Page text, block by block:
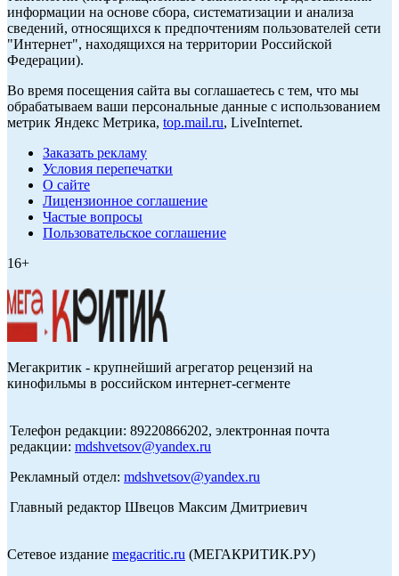
информации на основе сбора, систематизации и анализа
сведений, относящихся к предпочтениям пользователей сети
"Интернет", находящихся на территории Российской
Федерации).
Во время посещения сайта вы соглашаетесь с тем, что мы
обрабатываем ваши персональные данные с использованием
метрик Яндекс Метрика, top.mail.ru, LiveInternet.
Заказать рекламу
Условия перепечатки
О сайте
Лицензионное соглашение
Частые вопросы
Пользовательское соглашение
16+
Мегакритик - крупнейший агрегатор рецензий на
кинофильмы в российском интернет-сегменте
Телефон редакции: 89220866202, электронная почта
редакции: mdshvetsov@yandex.ru
Рекламный отдел: mdshvetsov@yandex.ru
Главный редактор Швецов Максим Дмитриевич
Сетевое издание megacritic.ru (МЕГАКРИТИК.РУ)